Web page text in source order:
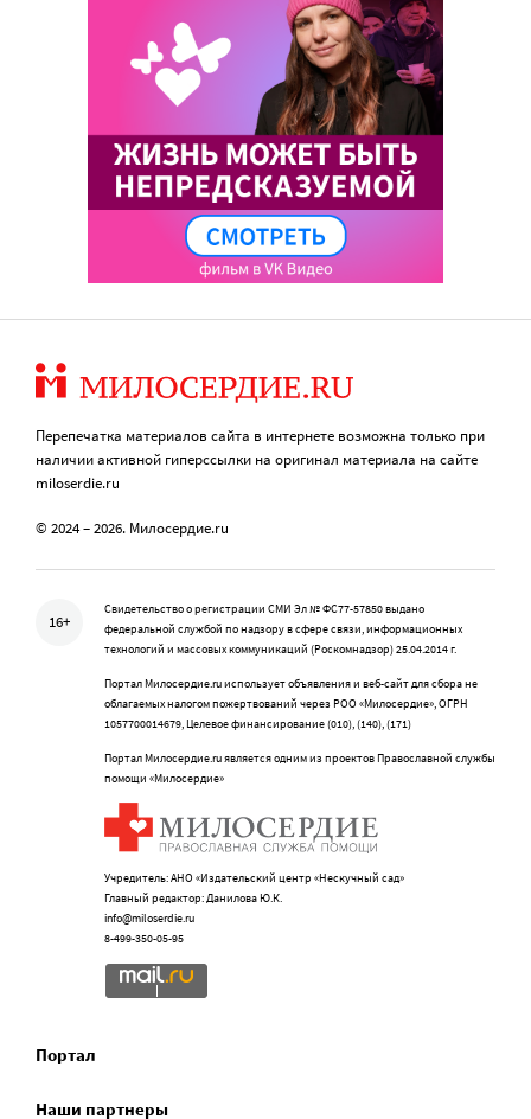
Перепечатка материалов сайта в интернете возможна только при
наличии активной гиперссылки на оригинал материала на сайте
miloserdie.ru
© 2024 – 2026. Милосердие.ru
16+
Свидетельство о регистрации СМИ Эл № ФС77-57850 выдано
федеральной службой по надзору в сфере связи, информационных
технологий и массовых коммуникаций (Роскомнадзор) 25.04.2014 г.
Портал Милосердие.ru использует объявления и веб-сайт для сбора не
облагаемых налогом пожертвований через РОО «Милосердие», ОГРН
1057700014679, Целевое финансирование (010), (140), (171)
Портал Милосердие.ru является одним из проектов Православной службы
помощи «Милосердие»
Учредитель: АНО «Издательский центр «Нескучный сад»
Главный редактор: Данилова Ю.К.
info@miloserdie.ru
8-499-350-05-95
Портал
Наши партнеры